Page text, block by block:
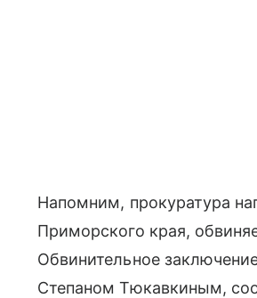
Напомним, прокуратура
Приморского края,
Обвинительное
Степаном Тюкавкиным,